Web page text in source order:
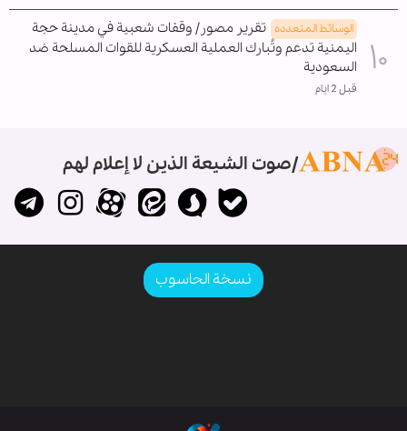
الوسائط المتعدده تقرير مصور/ وقفات شعبية في مدينة حجة
اليمنية تدعم وتُبارك العملية العسكرية للقوات المسلحة ضد
السعودية
قبل 2 ايام
صوت الشيعة الذين لا إعلام لهم
نسخة الحاسوب